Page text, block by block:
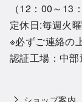
（12：00～13
定休日:毎週火
※必ずご連絡の
認証工場：中
ショップ案内